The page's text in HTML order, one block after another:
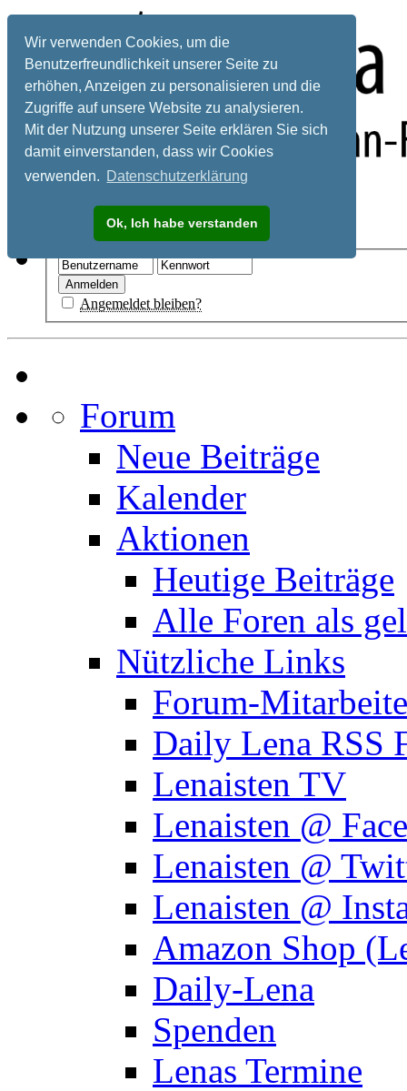
Wir verwenden Cookies, um die
Benutzerfreundlichkeit unserer Seite zu
erhöhen, Anzeigen zu personalisieren und die
Zugriffe auf unsere Website zu analysieren.
Mit der Nutzung unserer Seite erklären Sie sich
damit einverstanden, dass wir Cookies
verwenden. Datenschutzerklärung
Ok, Ich habe verstanden
Registrieren
Angemeldet bleiben?
Forum
Neue Beiträge
Kalender
Aktionen
Heutige Beiträge
Alle Foren als
Nützliche Links
Forum-
Daily Lena RSS
Lenaisten TV
Lenaisten @
Lenaisten @
Lenaisten @
Amazon Shop
Daily-Lena
Spenden
Lenas Termine